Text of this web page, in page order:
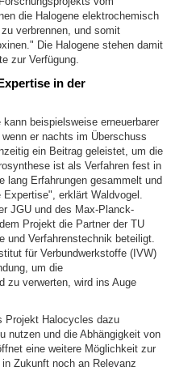
die Halogene elektrochemisch
verbrennen, und somit
Die Halogene stehen damit
zur Verfügung.
in der
beispielsweise erneuerbarer
er nachts im Überschuss
ein Beitrag geleistet, um die
ist als Verfahren fest in
lang Erfahrungen gesammelt und
erklärt Waldvogel.
JGU und des Max-Planck-
Projekt die Partner der TU
und Verfahrenstechnik beteiligt.
für Verbundwerkstoffe (IVW)
um die
zu verwerten, wird ins Auge
Projekt Halocycles dazu
nutzen und die Abhängigkeit von
eine weitere Möglichkeit zur
Zukunft noch an Relevanz